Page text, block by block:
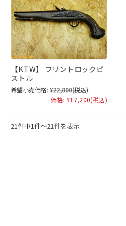
【KTW】 フリントロックピ
ストル
希望小売価格: ¥22,800(税込)
価格: ¥17,200(税込)
21件中1件～21件を表示